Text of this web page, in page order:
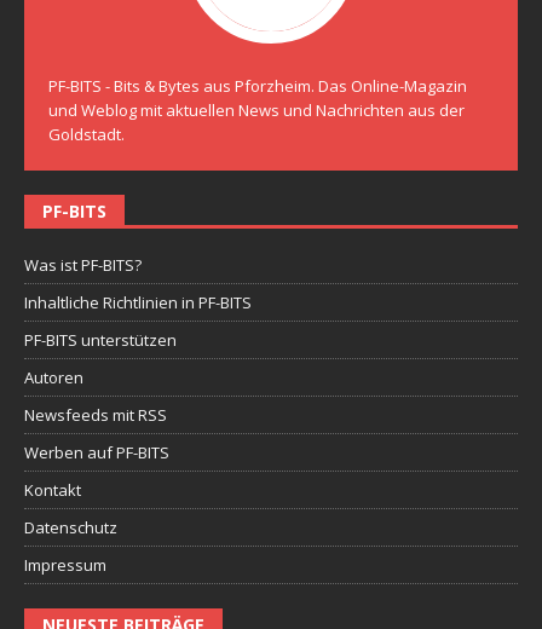
PF-BITS - Bits & Bytes aus Pforzheim. Das Online-Magazin
und Weblog mit aktuellen News und Nachrichten aus der
Goldstadt.
PF-BITS
Was ist PF-BITS?
Inhaltliche Richtlinien in PF-BITS
PF-BITS unterstützen
Autoren
Newsfeeds mit RSS
Werben auf PF-BITS
Kontakt
Datenschutz
Impressum